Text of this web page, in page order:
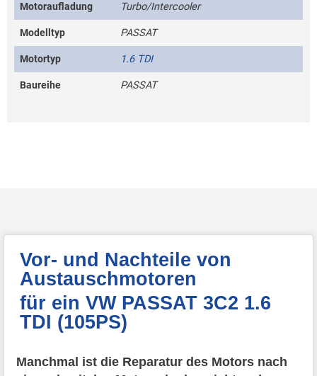
Motoraufladung Turbo/Intercooler
Modelltyp PASSAT
Motortyp 1.6 TDI
Baureihe PASSAT
Vor- und Nachteile von
Austauschmotoren
für ein VW PASSAT 3C2 1.6
TDI (105PS)
Manchmal ist die Reparatur des Motors nach